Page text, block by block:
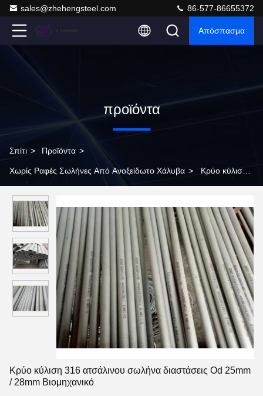
sales@zhehengsteel.com 86-577-86655372
Απόσπασμα
προϊόντα
Σπίτι > Προϊόντα >
Χωρίς Ραφές Σωλήνες Από Ανοξείδωτο Χάλυβα > Κρύο κύλιση
Κρύο κύλιση 316 ατσάλινου σωλήνα διαστάσεις Od 25mm
/ 28mm Βιομηχανικό